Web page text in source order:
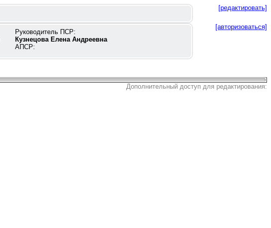
[редактировать]
Руководитель ПСР:
Кузнецова Елена Андреевна
АПСР:
[авторизоваться]
Дополнительный доступ для редактирования: